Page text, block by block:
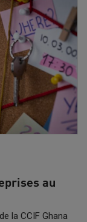
au
la CCIF Ghana